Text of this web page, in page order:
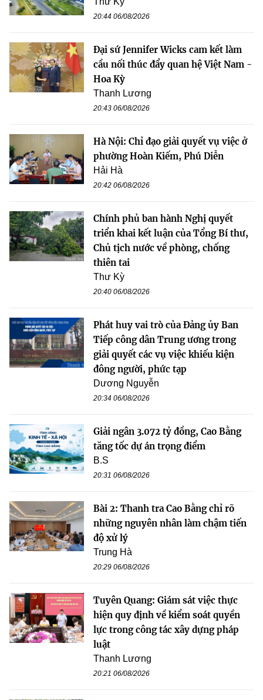
20:44 06/08/2026
Đại sứ Jennifer Wicks cam kết làm
cầu nối thúc đẩy quan hệ Việt Nam -
Hoa Kỳ
Thanh Lương
20:43 06/08/2026
Hà Nội: Chỉ đạo giải quyết vụ việc ở
phường Hoàn Kiếm, Phú Diễn
Hải Hà
20:42 06/08/2026
Chính phủ ban hành Nghị quyết
triển khai kết luận của Tổng Bí thư,
Chủ tịch nước về phòng, chống
thiên tai
Thư Kỳ
20:40 06/08/2026
Phát huy vai trò của Đảng ủy Ban
Tiếp công dân Trung ương trong
giải quyết các vụ việc khiếu kiện
đông người, phức tạp
Dương Nguyễn
20:34 06/08/2026
Giải ngân 3.072 tỷ đồng, Cao Bằng
tăng tốc dự án trọng điểm
B.S
20:31 06/08/2026
Bài 2: Thanh tra Cao Bằng chỉ rõ
những nguyên nhân làm chậm tiến
độ xử lý
Trung Hà
20:29 06/08/2026
Tuyên Quang: Giám sát việc thực
hiện quy định về kiểm soát quyền
lực trong công tác xây dựng pháp
luật
Thanh Lương
20:21 06/08/2026